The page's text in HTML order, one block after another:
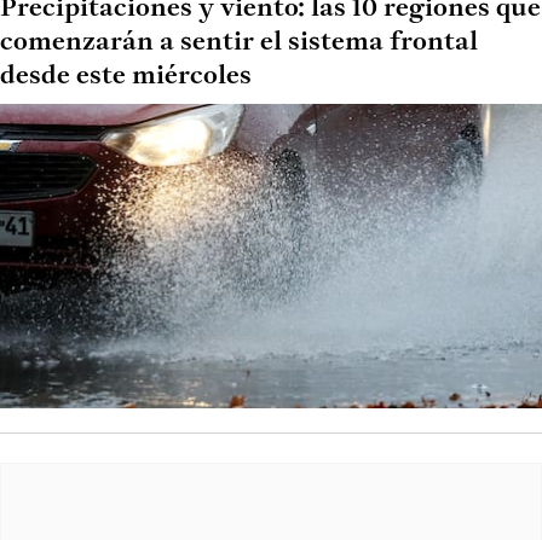
Precipitaciones y viento: las 10 regiones que
comenzarán a sentir el sistema frontal
desde este miércoles